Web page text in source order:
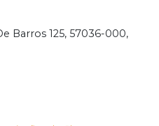
Barros 125, 57036-000,